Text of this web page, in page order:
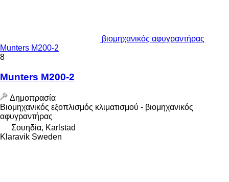
βιομηχανικός αφυγραντήρας
Munters M200-2
8
Munters M200-2
Δημοπρασία
Βιομηχανικός εξοπλισμός κλιματισμού - βιομηχανικός
αφυγραντήρας
Σουηδία, Karlstad
Klaravik Sweden